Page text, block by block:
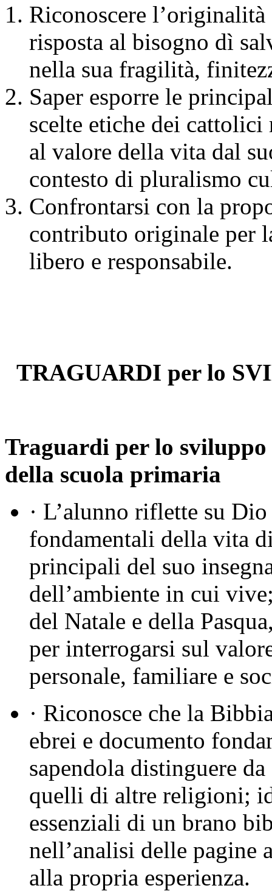
Riconoscere
risposta al bisogno dì
nella sua fragilità,
Saper esporre le
scelte etiche dei
al valore della vita dal
contesto di pluralismo
Confrontarsi con la
contributo originale per
libero e responsabile.
TRAGUARDI per lo
Traguardi per lo sviluppo
della scuola primaria
· L’alunno riflette su
fondamentali della vita
principali del suo
dell’ambiente in cui
del Natale e della
per interrogarsi sul
personale, familiare e
· Riconosce che la
ebrei e documento
sapendola distinguere
quelli di altre religioni;
essenziali di un brano
nell’analisi delle pagine
alla propria esperienza.